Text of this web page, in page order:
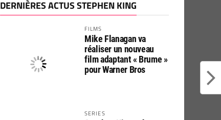
DERNIÈRES ACTUS STEPHEN KING
FILMS
Mike Flanagan va
réaliser un nouveau
film adaptant « Brume »
pour Warner Bros
SERIES